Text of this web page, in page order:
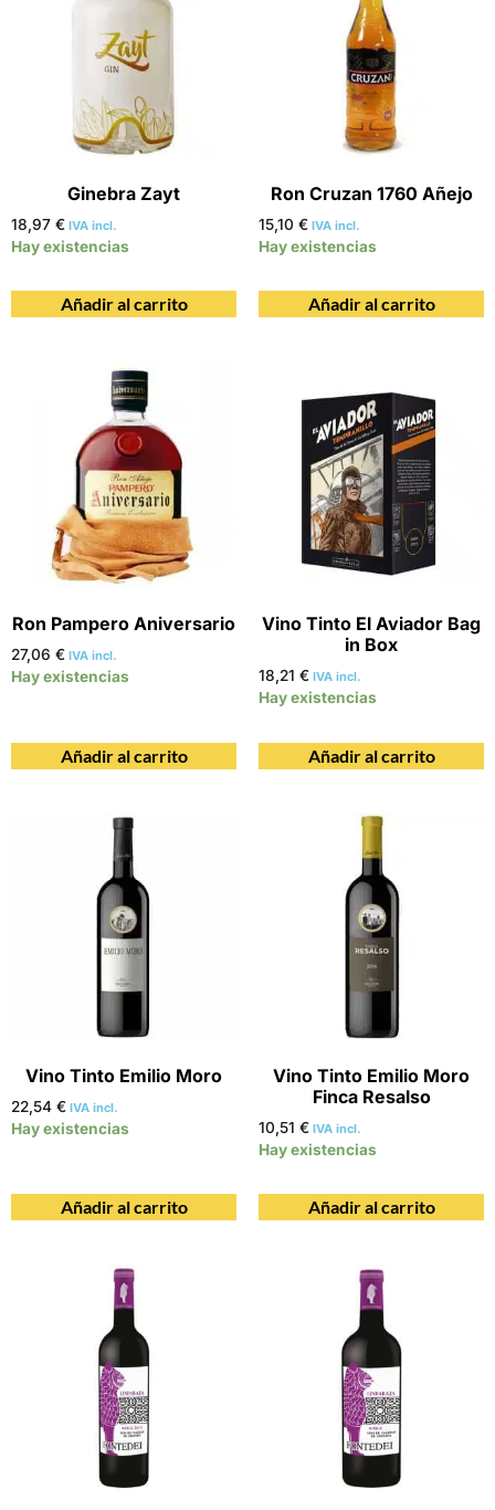
Ginebra Zayt
18,97 € IVA incl.
Hay existencias
Añadir al carrito
Ron Cruzan 1760 Añejo
15,10 € IVA incl.
Hay existencias
Añadir al carrito
Ron Pampero Aniversario
27,06 € IVA incl.
Hay existencias
Añadir al carrito
Vino Tinto El Aviador Bag
in Box
18,21 € IVA incl.
Hay existencias
Añadir al carrito
Vino Tinto Emilio Moro
22,54 € IVA incl.
Hay existencias
Añadir al carrito
Vino Tinto Emilio Moro
Finca Resalso
10,51 € IVA incl.
Hay existencias
Añadir al carrito